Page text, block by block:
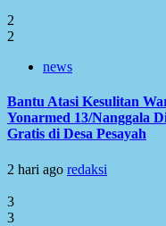
2
2
news
Bantu Atasi Kesulitan
Yonarmed 13/Nanggala
Gratis di Desa Pesayah
2 hari ago redaksi
3
3